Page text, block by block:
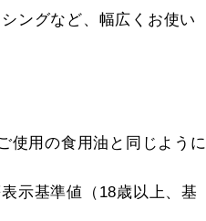
ングなど、幅広くお使い
使用の食用油と同じように
示基準値（18歳以上、基